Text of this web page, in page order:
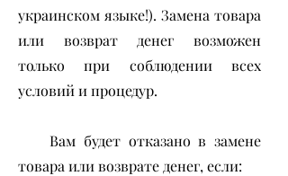
украинском языке!). Замена товара
или возврат денег возможен
только при соблюдении всех
условий и процедур.
Вам будет отказано в замене
товара или возврате денег, если: